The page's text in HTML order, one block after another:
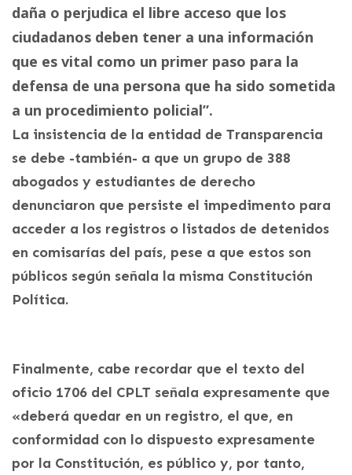
daña o perjudica el libre acceso que los
ciudadanos deben tener a una información
que es vital como un primer paso para la
defensa de una persona que ha sido sometida
a un procedimiento policial”.
La insistencia de la entidad de Transparencia
se debe -también- a que un grupo de 388
abogados y estudiantes de derecho
denunciaron que persiste el impedimento para
acceder a los registros o listados de detenidos
en comisarías del país, pese a que estos son
públicos según señala la misma Constitución
Política.
Finalmente, cabe recordar que el texto del
oficio 1706 del CPLT señala expresamente que
«deberá quedar en un registro, el que, en
conformidad con lo dispuesto expresamente
por la Constitución, es público y, por tanto,